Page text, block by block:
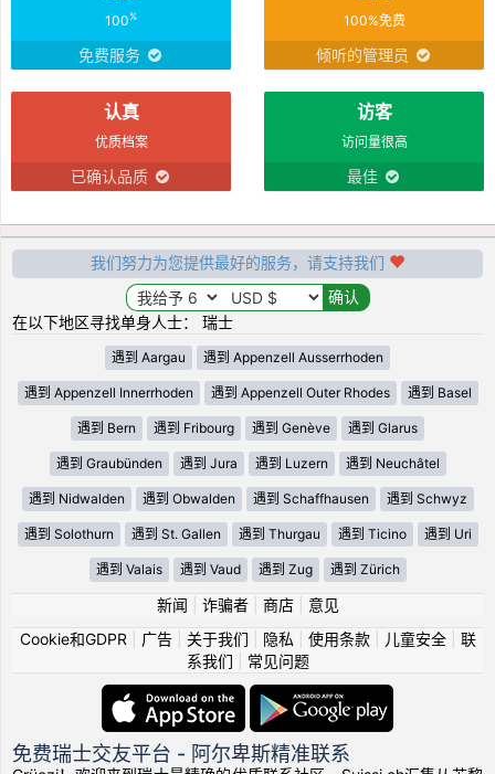
100%
免费服务
100%免费
倾听的管理员
认真
优质档案
已确认品质
访客
访问量很高
最佳
我们努力为您提供最好的服务，请支持我们
在以下地区寻找单身人士： 瑞士
遇到 Aargau 遇到 Appenzell Ausserrhoden
遇到 Appenzell Innerrhoden 遇到 Appenzell Outer Rhodes 遇到 Basel
遇到 Bern 遇到 Fribourg 遇到 Genève 遇到 Glarus
遇到 Graubünden 遇到 Jura 遇到 Luzern 遇到 Neuchâtel
遇到 Nidwalden 遇到 Obwalden 遇到 Schaffhausen 遇到 Schwyz
遇到 Solothurn 遇到 St. Gallen 遇到 Thurgau 遇到 Ticino 遇到 Uri
遇到 Valais 遇到 Vaud 遇到 Zug 遇到 Zürich
新闻 诈骗者| 商店| 意见
Cookie和GDPR
广告| 关于我们 隐私 使用条款| 儿童安全| 联
系我们
常见问题
免费瑞士交友平台 - 阿尔卑斯精准联系